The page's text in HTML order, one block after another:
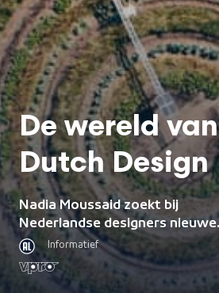
De wereld van
Dutch Design
Nadia Moussaid zoekt bij
Nederlandse designers nieuwe
oplossingen voor grote
vraagstukken.
Informatief